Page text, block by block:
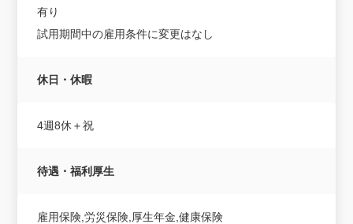
有り
試用期間中の雇用条件に変更はなし
休日・休暇
4週8休＋祝
待遇・福利厚生
雇用保険,労災保険,厚生年金,健康保険